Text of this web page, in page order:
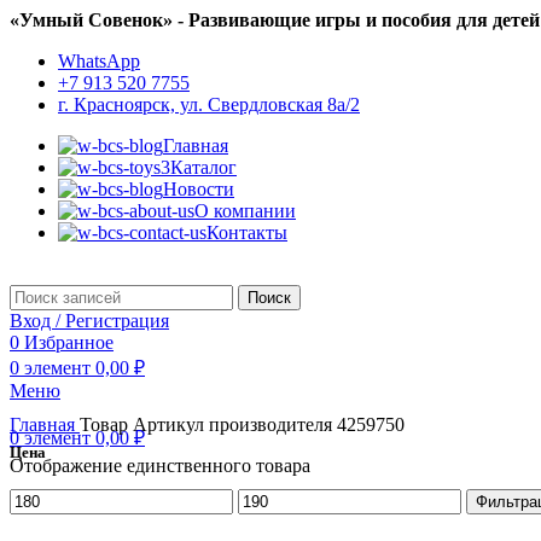
«Умный Совенок» - Развивающие игры и пособия для детей
WhatsApp
+7 913 520 7755
г. Красноярск, ул. Свердловская 8а/2
Главная
Каталог
Новости
О компании
Контакты
Поиск
Вход / Регистрация
0 Избранное
0 элемент 0,00 ₽
Меню
0элемент 0,00₽
Главная Товар Артикул производителя 4259750
Отображение единственного товара
Цена
Минимальная
цена
Максимальная
цена